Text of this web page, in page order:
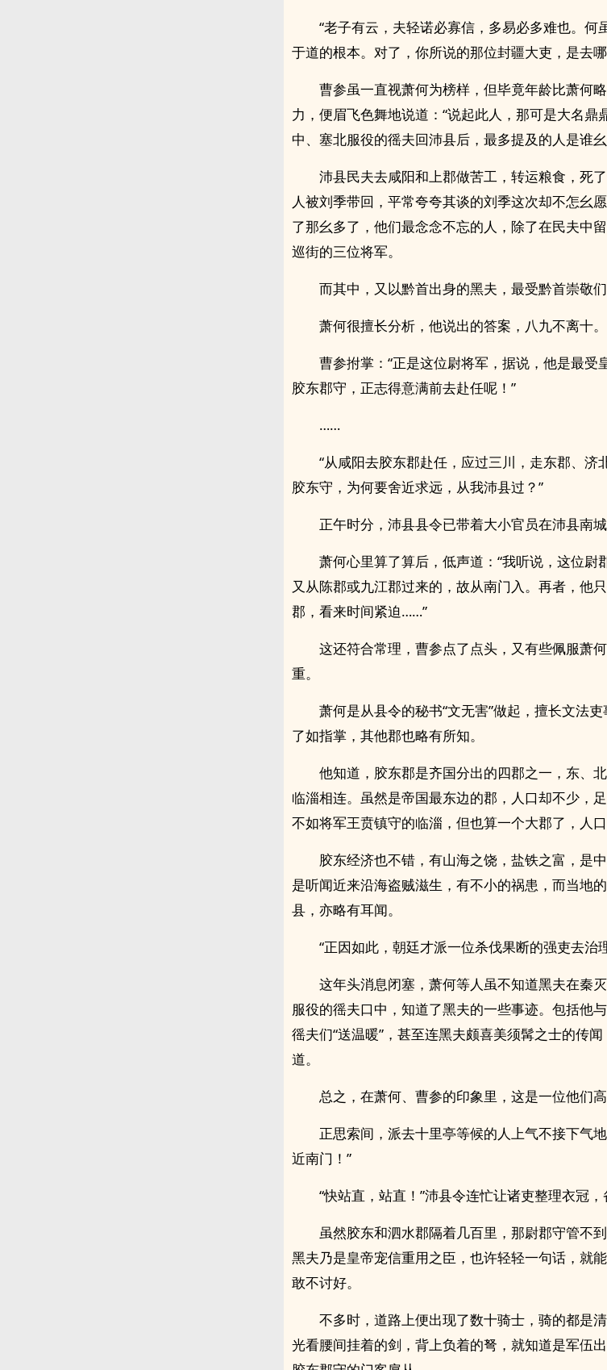
“老子有云，夫轻诺必寡信，多易必多难也。何
于道的根本。对了，你所说的那位封疆大吏，是去
曹参虽一直视萧何为榜样，但毕竟年龄比萧何
力，便眉飞色舞地说道：“说起此人，那可是大名鼎
中、塞北服役的徭夫回沛县后，最多提及的人是谁
沛县民夫去咸阳和上郡做苦工，转运粮食，死
人被刘季带回，平常夸夸其谈的刘季这次却不怎幺
了那幺多了，他们最念念不忘的人，除了在民夫中
巡街的三位将军。
而其中，又以黔首出身的黑夫，最受黔首崇敬
萧何很擅长分析，他说出的答案，八九不离十。
曹参拊掌：“正是这位尉将军，据说，他是最受
胶东郡守，正志得意满前去赴任呢！”
……
“从咸阳去胶东郡赴任，应过三川，走东郡、济
胶东守，为何要舍近求远，从我沛县过？”
正午时分，沛县县令已带着大小官员在沛县南
萧何心里算了算后，低声道：“我听说，这位尉
又从陈郡或九江郡过来的，故从南门入。再者，他
郡，看来时间紧迫……”
这还符合常理，曹参点了点头，又有些佩服萧
重。
萧何是从县令的秘书“文无害”做起，擅长文法
了如指掌，其他郡也略有所知。
他知道，胶东郡是齐国分出的四郡之一，东、
临淄相连。虽然是帝国最东边的郡，人口却不少，
不如将军王贲镇守的临淄，但也算一个大郡了，人
胶东经济也不错，有山海之饶，盐铁之富，是
是听闻近来沿海盗贼滋生，有不小的祸患，而当地
县，亦略有耳闻。
“正因如此，朝廷才派一位杀伐果断的强吏去治
这年头消息闭塞，萧何等人虽不知道黑夫在秦
服役的徭夫口中，知道了黑夫的一些事迹。包括他
徭夫们“送温暖”，甚至连黑夫颇喜美须髯之士的传
道。
总之，在萧何、曹参的印象里，这是一位他们高
正思索间，派去十里亭等候的人上气不接下气
近南门！”
“快站直，站直！”沛县令连忙让诸吏整理衣冠，
虽然胶东和泗水郡隔着几百里，那尉郡守管不
黑夫乃是皇帝宠信重用之臣，也许轻轻一句话，就
敢不讨好。
不多时，道路上便出现了数十骑士，骑的都是
光看腰间挂着的剑，背上负着的弩，就知道是军伍